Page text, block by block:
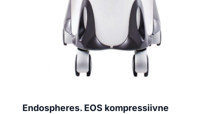
Endospheres. EOS kompressiivne